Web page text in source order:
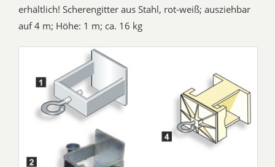
erhältlich! Scherengitter aus Stahl, rot-weiß; ausziehbar
auf 4 m; Höhe: 1 m; ca. 16 kg